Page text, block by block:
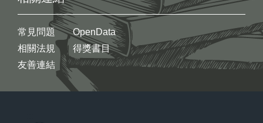
常見問題
相關法規
友善連結
OpenData
得獎書目